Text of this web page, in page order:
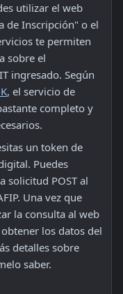
utilizar el web
de Inscripción" o el
te permiten
sobre el
ingresado. Según
, el servicio de
completo y
un token de
Puedes
solicitud POST al
Una vez que
la consulta al web
los datos del
detalles sobre
saber.